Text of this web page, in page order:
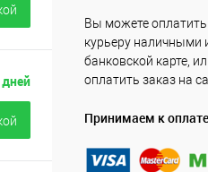
Вы можете оплатить
курьеру наличными
банковской карте,
оплатить заказ на
Принимаем к оплате